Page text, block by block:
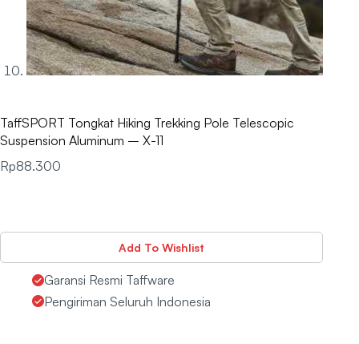
TaffSPORT Tongkat Hiking Trekking Pole Telescopic
Suspension Aluminum – X-11
Rp88.300
Add To Wishlist
Garansi Resmi Taffware
Pengiriman Seluruh Indonesia